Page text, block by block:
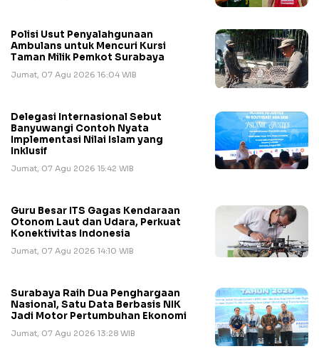
Polisi Usut Penyalahgunaan
Ambulans untuk Mencuri Kursi
Taman Milik Pemkot Surabaya
Jumat, 07 Agu 2026 16:04 WIB
Delegasi Internasional Sebut
Banyuwangi Contoh Nyata
Implementasi Nilai Islam yang
Inklusif
Jumat, 07 Agu 2026 15:42 WIB
Guru Besar ITS Gagas Kendaraan
Otonom Laut dan Udara, Perkuat
Konektivitas Indonesia
Jumat, 07 Agu 2026 14:10 WIB
Surabaya Raih Dua Penghargaan
Nasional, Satu Data Berbasis NIK
Jadi Motor Pertumbuhan Ekonomi
Jumat, 07 Agu 2026 13:28 WIB